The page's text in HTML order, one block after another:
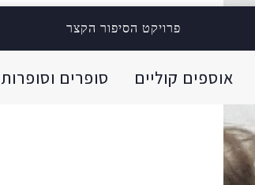
פרויקט הסיפור הקצר
אוספים קוליים סופרים וסופרות